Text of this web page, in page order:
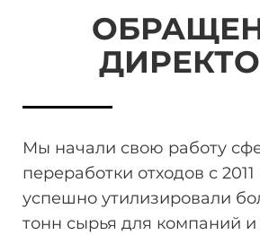
Мы начали свою работу
переработки отходов с
успешно утилизировали
тонн сырья для компаний